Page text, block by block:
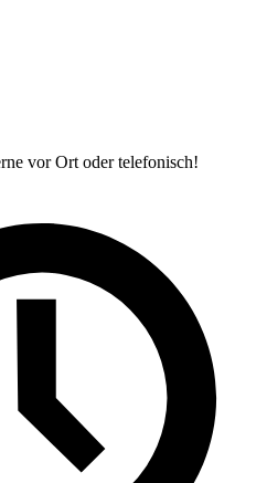
vor Ort oder telefonisch!